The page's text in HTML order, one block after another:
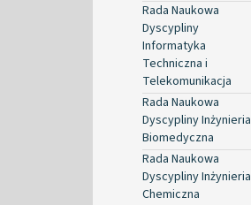
Rada Naukowa
Dyscypliny
Informatyka
Techniczna i
Telekomunikacja
Rada Naukowa
Dyscypliny Inżynieria
Biomedyczna
Rada Naukowa
Dyscypliny Inżynieria
Chemiczna